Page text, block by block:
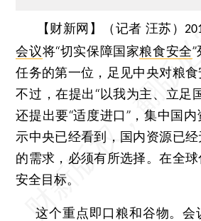
【财新网】（记者 汪苏）
会议将“切实保障国家粮食安全
任务的第一位，足见中央对粮食
不过，在提出“以我为主、立足
还提出要“适度进口”，集中国
示中央已经看到，国内资源已
的需求，必须有所选择。在全
安全目标。
这个重点即口粮和谷物。会